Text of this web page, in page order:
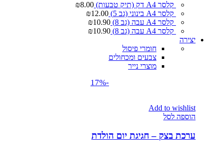
קלסר A4 דק (תיק טבעות) ₪8.00
קלסר A4 בינוני (גב 5)
₪12.00
קלסר A4 עבה (גב 8)
₪10.90
קלסר A4 עבה (גב 8)
₪10.90
יצירה
חומרי פיסול
צבעים ומכחולים
מוצרי נייר
-17%
Add to wishlist
הוספה לסל
ערכת בצק – חגיגת יום הולדת